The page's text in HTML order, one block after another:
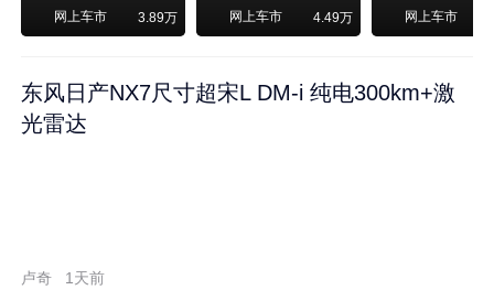
网上车市 3.89万 网上车市 4.49万 网上车市
东风日产NX7尺寸超宋L DM-i 纯电300km+激
光雷达
卢奇 1天前